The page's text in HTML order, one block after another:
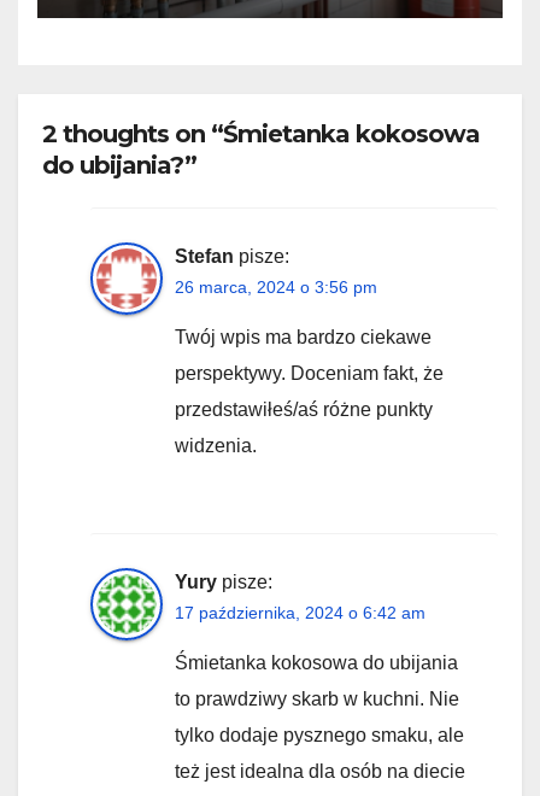
2 thoughts on “Śmietanka kokosowa
do ubijania?”
Stefan pisze:
26 marca, 2024 o 3:56 pm
Twój wpis ma bardzo ciekawe
perspektywy. Doceniam fakt, że
przedstawiłeś/aś różne punkty
widzenia.
Yury pisze:
17 października, 2024 o 6:42 am
Śmietanka kokosowa do ubijania
to prawdziwy skarb w kuchni. Nie
tylko dodaje pysznego smaku, ale
też jest idealna dla osób na diecie